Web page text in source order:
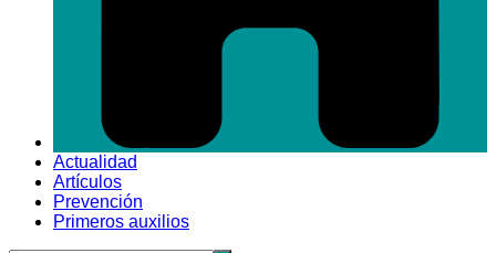
Actualidad
Artículos
Prevención
Primeros auxilios